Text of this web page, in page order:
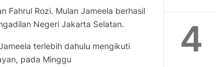
Fahrul Rozi. Mulan Jameela berhasil
Negeri Jakarta Selatan.
terlebih dahulu mengikuti
pada Minggu
4